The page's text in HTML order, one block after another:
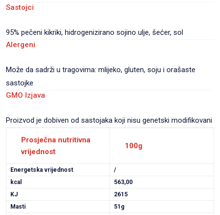
Sastojci
95% pečeni kikriki, hidrogenizirano sojino ulje, šećer, sol
Alergeni
Može da sadrži u tragovima: mlijeko, gluten, soju i orašaste
sastojke
GMO Izjava
Proizvod je dobiven od sastojaka koji nisu genetski modifikovani
Prosječna nutritivna
vrijednost
100g
Energetska vrijednost
/
kcal
563,00
KJ
2615
Masti
51g